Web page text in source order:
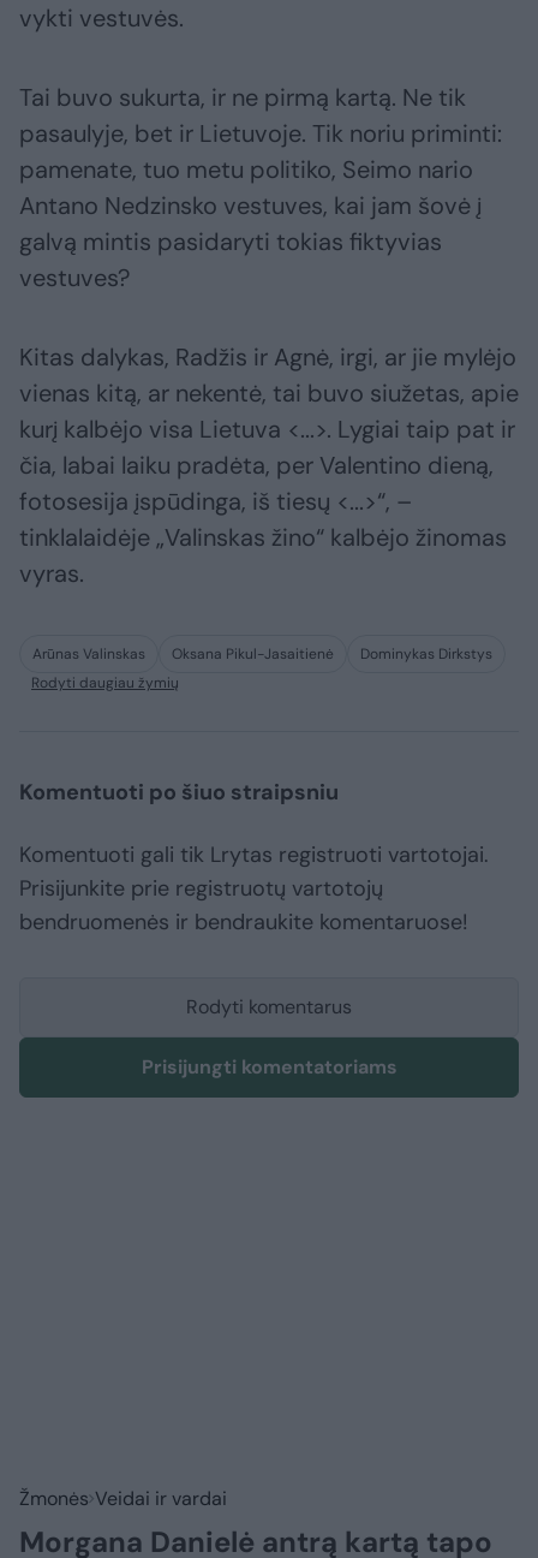
vykti vestuvės.
Tai buvo sukurta, ir ne pirmą kartą. Ne tik
pasaulyje, bet ir Lietuvoje. Tik noriu priminti:
pamenate, tuo metu politiko, Seimo nario
Antano Nedzinsko vestuves, kai jam šovė į
galvą mintis pasidaryti tokias fiktyvias
vestuves?
Kitas dalykas, Radžis ir Agnė, irgi, ar jie mylėjo
vienas kitą, ar nekentė, tai buvo siužetas, apie
kurį kalbėjo visa Lietuva <...>. Lygiai taip pat ir
čia, labai laiku pradėta, per Valentino dieną,
fotosesija įspūdinga, iš tiesų <...>“, –
tinklalaidėje „Valinskas žino“ kalbėjo žinomas
vyras.
Arūnas Valinskas Oksana Pikul-Jasaitienė
Dominykas Dirkstys
Rodyti daugiau žymių
Komentuoti po šiuo straipsniu
Komentuoti gali tik Lrytas registruoti vartotojai.
Prisijunkite prie registruotų vartotojų
bendruomenės ir bendraukite komentaruose!
Rodyti komentarus
Prisijungti komentatoriams
Žmonės Veidai ir vardai
Morgana Danielė antrą kartą tapo